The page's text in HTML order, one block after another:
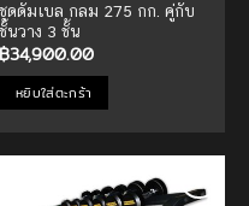
page
ชุดดัมเบล กลม 275 กก. คู่กับ
ชั้นวาง 3 ชั้น
฿34,900.00
หยิบใส่ตะกร้า